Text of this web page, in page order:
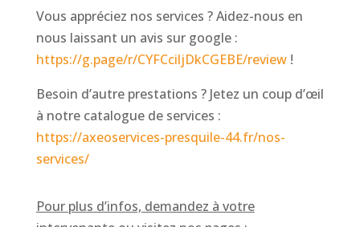
Vous appréciez nos services ? Aidez-nous en
nous laissant un avis sur google :
https://g.page/r/CYFCciljDkCGEBE/review!
Besoin d’autre prestations ? Jetez un coup d’œil
à notre catalogue de services :
https://axeoservices-presquile-44.fr/nos-
services/
Pour plus d’infos, demandez à votre